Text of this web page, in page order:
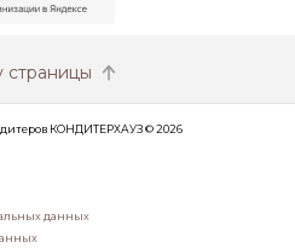
страницы
КОНДИТЕРХАУЗ © 2026
данных